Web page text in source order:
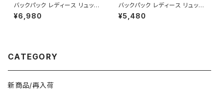
バックパック レディース リュック
春夏 秋冬 春 夏 秋 冬 黒 白 バ
ッグ 大容量 リュックサック かば
ク ロゴ ブラック ホワイト ブル
撥水 防水 キャンプ リュック バッ
ジュアル デイリー お出かけ K-
¥6,980
バックパック レディース リュック
春夏 秋冬 春 夏 秋 冬 黒 バッグ
大容量 リュックサック かばん ロ
ク 学校 カレッジコーデ カジュ
¥5,480
CATEGORY
新商品/再入荷